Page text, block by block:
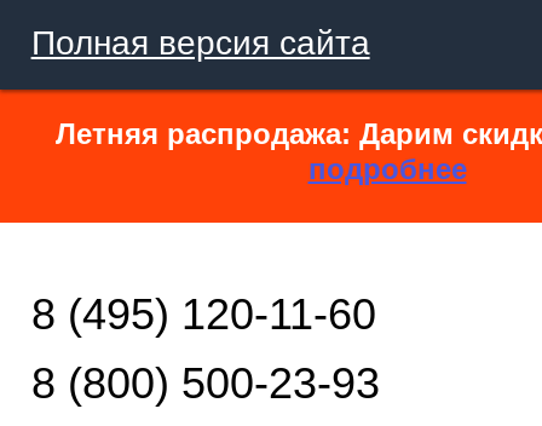
Полная версия сайта
Летняя распродажа: Дарим
подробнее
8 (495) 120-11-60
8 (800) 500-23-93